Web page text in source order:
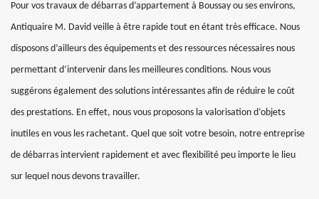
Pour vos travaux de débarras d’appartement à Boussay ou ses environs,
Antiquaire M. David veille à être rapide tout en étant très efficace. Nous
disposons d’ailleurs des équipements et des ressources nécessaires nous
permettant d’intervenir dans les meilleures conditions. Nous vous
suggérons également des solutions intéressantes afin de réduire le coût
des prestations. En effet, nous vous proposons la valorisation d’objets
inutiles en vous les rachetant. Quel que soit votre besoin, notre entreprise
de débarras intervient rapidement et avec flexibilité peu importe le lieu
sur lequel nous devons travailler.